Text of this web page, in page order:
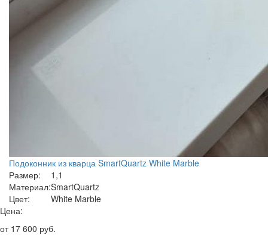
Подоконник из кварца SmartQuartz White Marble
Размер:
1,1
Материал:SmartQuartz
Цвет:
White Marble
Цена:
от 17 600 руб.